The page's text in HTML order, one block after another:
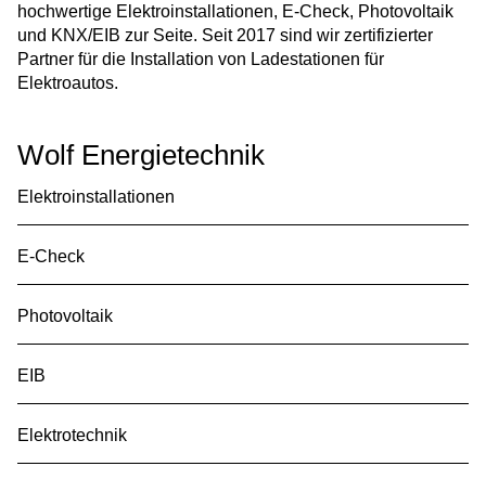
hochwertige Elektroinstallationen, E-Check, Photovoltaik
und KNX/EIB zur Seite. Seit 2017 sind wir zertifizierter
Partner für die Installation von Ladestationen für
Elektroautos.
Wolf Energietechnik
Elektroinstallationen
E-Check
Photovoltaik
EIB
Elektrotechnik